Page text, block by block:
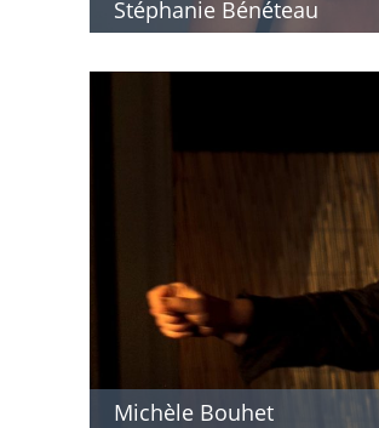
Stéphanie Bénéteau
Michèle Bouhet